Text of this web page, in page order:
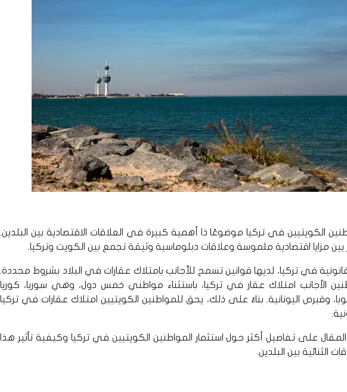
الكويتيين في تركيا موضوعًا ذا أهمية كبيرة في العلاقات الاقتصادية بين البلدين.
بين مزايا اقتصادية ملموسة وعلاقات دبلوماسية وثيقة تجمع بين الكويت وتركيا.
في تركيا، لديها قوانين تسمح للأجانب بامتلاك عقارات في البلاد بشروط محددة.
الأجانب امتلاك عقار في تركيا، باستثناء مواطني خمس دول، وهي سوريا، كوريا
كوبا، وقبرص اليونانية. بناءً على ذلك، يحق للمواطنين الكويتيين امتلاك عقارات في تركيا
على تفاصيل أكثر حول استثمار المواطنين الكويتيين في تركيا وكيفية تأثير هذا
الثنائية بين البلدين.